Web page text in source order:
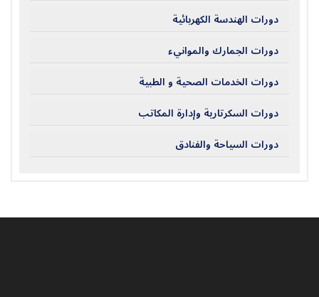
دورات الهندسة الكهربائية
دورات الجمارك والموانيء
دورات الخدمات الصحية و الطبية
دورات السكرتارية وإدارة المكاتب
دورات السياحة والفنادق